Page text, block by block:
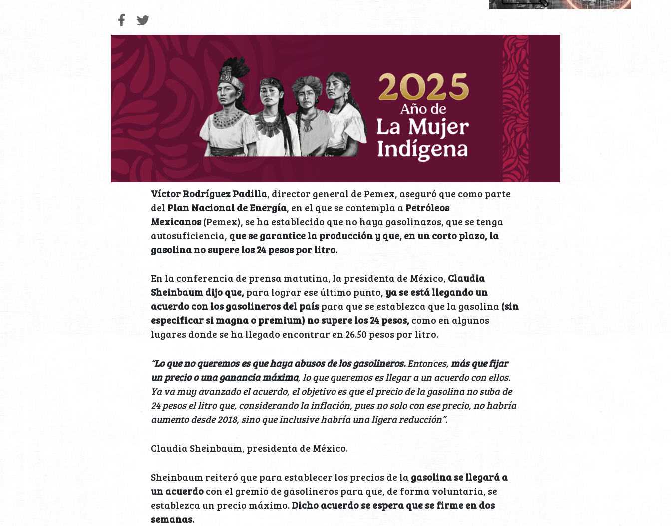
Víctor Rodríguez Padilla, director general de Pemex, aseguró que como parte
del Plan Nacional de Energía, en el que se contempla a Petróleos
Mexicanos(Pemex), se ha establecido que no haya gasolinazos, que se tenga
autosuficiencia, que se garantice la producción y que, en un corto plazo, la
gasolina no supere los 24 pesos por litro.
En la conferencia de prensa matutina, la presidenta de México, Claudia
Sheinbaum dijo que,para lograr ese último punto, ya se está llegando un
acuerdo con los gasolineros del paíspara que se establezca que la gasolina (sin
especificar si magna o premium) no supere los 24 pesos,como en algunos
lugares donde se ha llegado encontrar en 26.50 pesos por litro.
“Lo que no queremos es que haya abusos de los gasolineros.Entonces,más que fijar
un precio o una ganancia máxima, lo que queremos es llegar a un acuerdo con ellos.
Ya va muy avanzado el acuerdo, el objetivo es que el precio de la gasolina no suba de
24 pesos el litro que, considerando la inflación, pues no solo con ese precio, no habría
aumento desde 2018, sino que inclusive habría una ligera reducción”.
Claudia Sheinbaum, presidenta de México.
Sheinbaum reiteró que para establecer los precios de la gasolina se llegará a
un acuerdocon el gremio de gasolineros para que, de forma voluntaria, se
establezca un precio máximo.Dicho acuerdo se espera que se firme en dos
semanas.